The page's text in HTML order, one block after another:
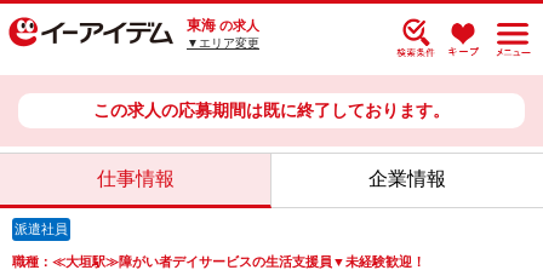
東海 の求人
▼エリア変更
この求人の応募期間は既に終了しております。
仕事情報 企業情報
派遣社員
職種：≪大垣駅≫障がい者デイサービスの生活支援員▼未経験歓迎！